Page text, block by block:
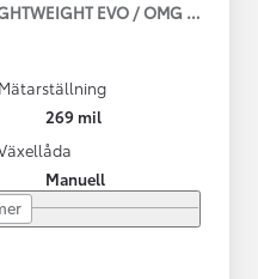
EVO / OMG LEV!
Mätarställning
269 mil
Manuell